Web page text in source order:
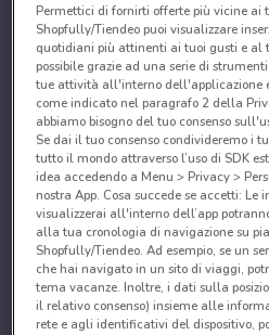
Permettici di fornirti offerte più vicine ai
Shopfully/Tiendeo puoi visualizzare
quotidiani più attinenti ai tuoi gusti e al
possibile grazie ad una serie di
tue attività all'interno dell'applicazione
come indicato nel paragrafo 2 della
abbiamo bisogno del tuo consenso
Se dai il tuo consenso condivideremo i
tutto il mondo attraverso l’uso di SDK
idea accedendo a Menu > Privacy >
nostra App. Cosa succede se accetti: Le
visualizzerai all'interno dell’app
alla tua cronologia di navigazione su
Shopfully/Tiendeo. Ad esempio, se un
che hai navigato in un sito di viaggi,
tema vacanze. Inoltre, i dati sulla
il relativo consenso) insieme alle
rete e agli identificativi del dispositivo,